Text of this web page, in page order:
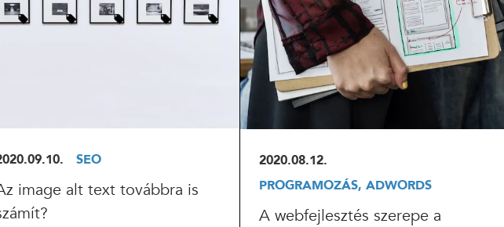
SEO
image alt text továbbra is
2020.08.12.
PROGRAMOZÁS, ADWORDS
A webfejlesztés szerepe a